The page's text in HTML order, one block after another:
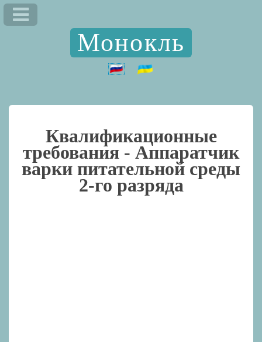
Монокль
Квалификационные
требования - Аппаратчик
варки питательной среды
2-го разряда